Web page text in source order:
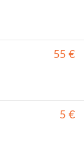
55 €
5 €